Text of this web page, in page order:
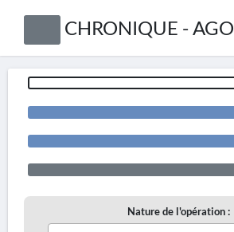
CHRONIQUE - AGO
Nature de l'opération :